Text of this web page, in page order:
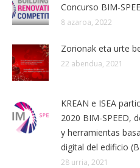
Concurso BIM-
8 azaroa, 2022
Zorionak eta urte
22 abendua, 2021
KREAN e ISEA
2020 BIM-SPEED,
y herramientas
digital del edificio
28 urria, 2021